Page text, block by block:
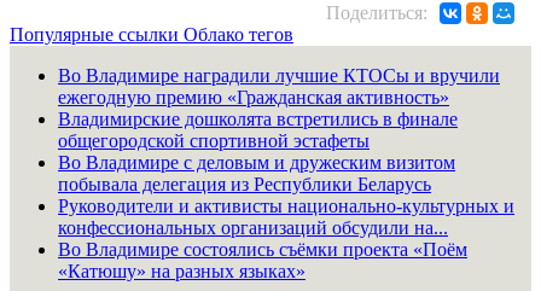
Поделиться:
Популярные ссылки Облако тегов
Во Владимире наградили лучшие КТОСы и вручили
ежегодную премию «Гражданская активность»
Владимирские дошколята встретились в финале
общегородской спортивной эстафеты
Во Владимире с деловым и дружеским визитом
побывала делегация из Республики Беларусь
Руководители и активисты национально-культурных и
конфессиональных организаций обсудили на...
Во Владимире состоялись съёмки проекта «Поём
«Катюшу» на разных языках»